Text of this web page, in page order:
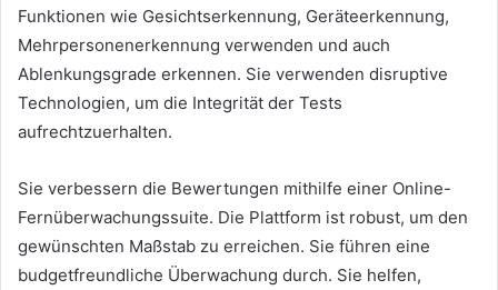
Funktionen wie Gesichtserkennung, Geräteerkennung,
Mehrpersonenerkennung verwenden und auch
Ablenkungsgrade erkennen. Sie verwenden disruptive
Technologien, um die Integrität der Tests
aufrechtzuerhalten.
Sie verbessern die Bewertungen mithilfe einer Online-
Fernüberwachungssuite. Die Plattform ist robust, um den
gewünschten Maßstab zu erreichen. Sie führen eine
budgetfreundliche Überwachung durch. Sie helfen,